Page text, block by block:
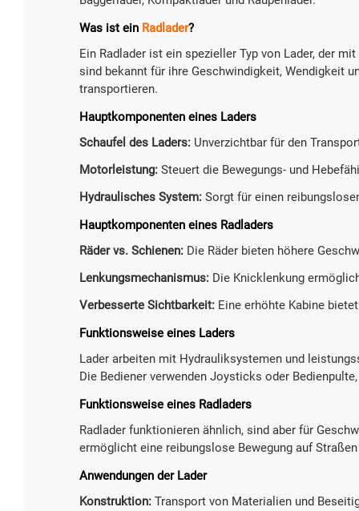
Was ist ein Radlader?
Ein Radlader ist ein spezieller Typ von Lader, der
sind bekannt für ihre Geschwindigkeit, Wendigkeit
transportieren.
Hauptkomponenten eines Laders
Schaufel des Laders: Unverzichtbar für den
Motorleistung: Steuert die Bewegungs- und
Hydraulisches System: Sorgt für einen
Hauptkomponenten eines Radladers
Räder vs. Schienen: Die Räder bieten höhere
Lenkungsmechanismus: Die Knicklenkung
Verbesserte Sichtbarkeit: Eine erhöhte Kabine
Funktionsweise eines Laders
Lader arbeiten mit Hydrauliksystemen und
Die Bediener verwenden Joysticks oder
Funktionsweise eines Radladers
Radlader funktionieren ähnlich, sind aber für
ermöglicht eine reibungslose Bewegung auf
Anwendungen der Lader
Konstruktion: Transport von Materialien und